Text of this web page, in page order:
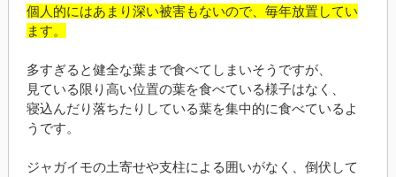
個人的にはあまり深い被害もないので、毎年放置してい
ます。
多すぎると健全な葉まで食べてしまいそうですが、
見ている限り高い位置の葉を食べている様子はなく、
寝込んだり落ちたりしている葉を集中的に食べているよ
うです。
ジャガイモの土寄せや支柱による囲いがなく、倒伏して